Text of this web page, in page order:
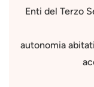
Enti del Terzo
autonomia